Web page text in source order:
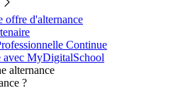
offre d'alternance
Continue
avec MyDigitalSchool
?